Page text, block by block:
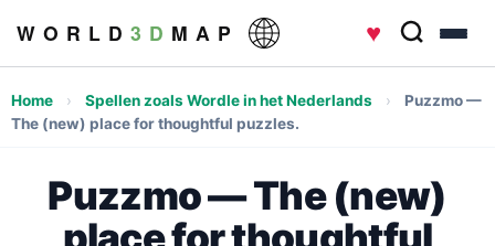
W O R L D 3 D M A P ♥
Home › Spellen zoals Wordle in het Nederlands ›
Puzzmo —
The (new) place for thoughtful puzzles.
Puzzmo — The (new)